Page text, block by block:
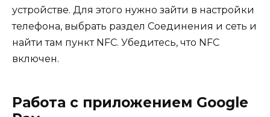
устройстве. Для этого нужно зайти в настройки
телефона, выбрать раздел Соединения и сеть и
найти там пункт NFC. Убедитесь, что NFC
включен.
Работа с приложением Google